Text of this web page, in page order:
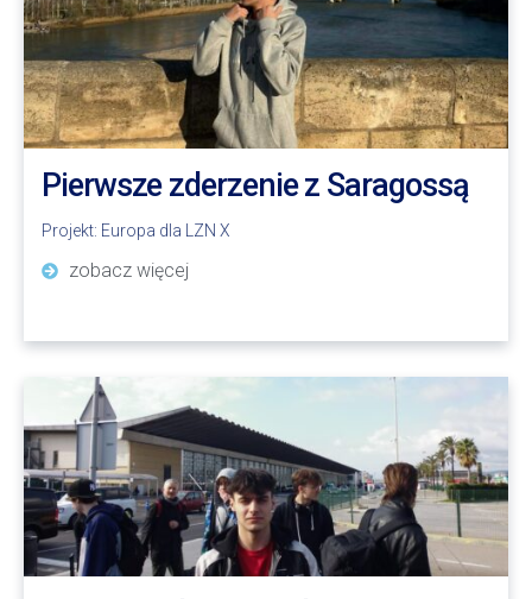
Pierwsze zderzenie z Saragossą
Projekt: Europa dla LZN X
zobacz więcej